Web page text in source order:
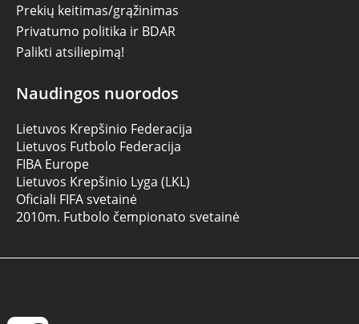
Prekių keitimas/grąžinimas
Privatumo politika ir BDAR
Palikti atsiliepimą!
Naudingos nuorodos
Lietuvos Krepšinio Federacija
Lietuvos Futbolo Federacija
FIBA Europe
Lietuvos Krepšinio Lyga (LKL)
Oficiali FIFA svetainė
2010m. Futbolo čempionato svetainė